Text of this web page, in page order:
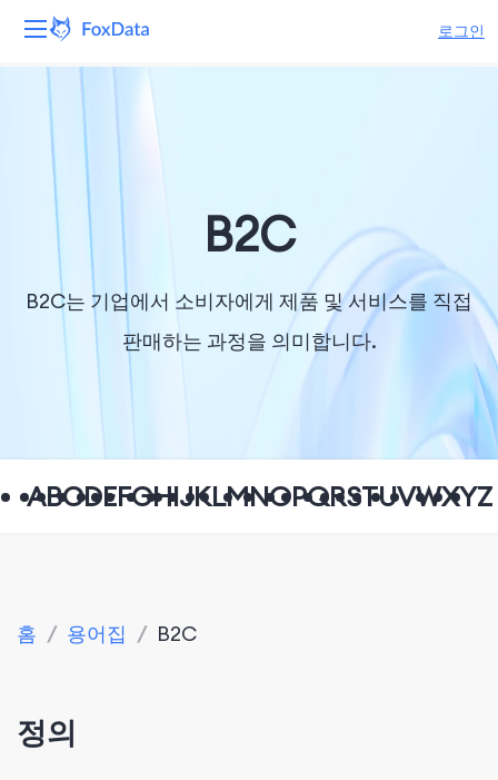
로그인
제품
솔루션 B2C
B2C는 기업에서 소비자에게 제품 및 서비스를 직접
판매하는 과정을 의미합니다.
ABCDEFGHIJKLMNOPQRSTUVWXYZ
홈 / 용어집 / B2C
정의